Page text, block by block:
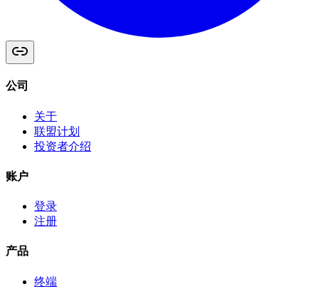
公司
关于
联盟计划
投资者介绍
账户
登录
注册
产品
终端